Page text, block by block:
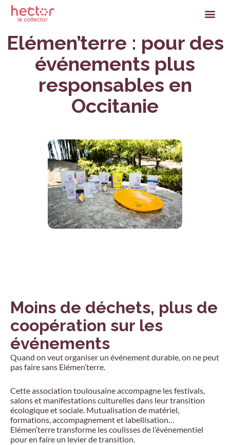
Elémen’terre : pour des
événements plus
responsables en
Occitanie
Moins de déchets, plus de
coopération sur les
événements
Quand on veut organiser un événement durable, on ne peut
pas faire sans Elémen’terre.
Cette association toulousaine accompagne les festivals,
salons et manifestations culturelles dans leur transition
écologique et sociale. Mutualisation de matériel,
formations, accompagnement et labellisation…
Elémen’terre transforme les coulisses de l’événementiel
pour en faire un levier de transition.